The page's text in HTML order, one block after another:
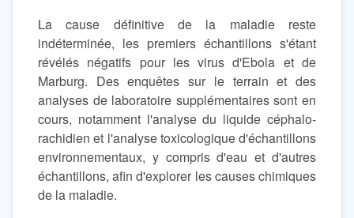
La cause définitive de la maladie reste
indéterminée, les premiers échantillons s'étant
révélés négatifs pour les virus d'Ebola et de
Marburg. Des enquêtes sur le terrain et des
analyses de laboratoire supplémentaires sont en
cours, notamment l'analyse du liquide céphalo-
rachidien et l'analyse toxicologique d'échantillons
environnementaux, y compris d'eau et d'autres
échantillons, afin d'explorer les causes chimiques
de la maladie.